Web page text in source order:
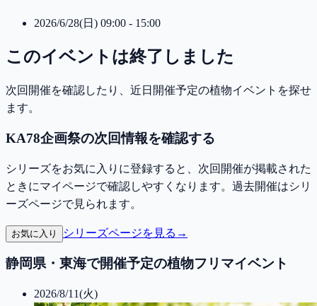
2026/6/28(日) 09:00 - 15:00
このイベントは終了しました
次回開催を確認したり、近日開催予定の植物イベントを探せ
ます。
KA78企画祭の次回情報を確認する
シリーズをお気に入りに登録すると、次回開催が掲載された
ときにマイページで確認しやすくなります。過去開催はシリ
ーズページで見られます。
お気に入り シリーズページを見る →
静岡県・東海で開催予定の植物フリマイベント
2026/8/11(火)